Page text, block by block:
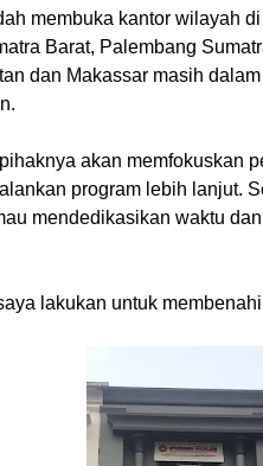
membuka kantor wilayah
Barat, Palembang
dan Makassar masih
akan memfokuskan
program lebih lanjut.
mendedikasikan waktu
lakukan untuk